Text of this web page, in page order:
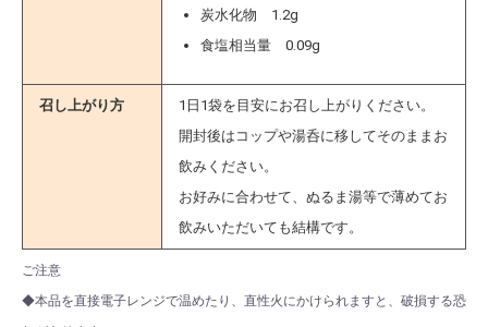
炭水化物 1.2g
食塩相当量 0.09g
召し上がり方
1日1袋を目安にお召し上がりください。
開封後はコップや湯呑に移してそのままお
飲みください。
お好みに合わせて、ぬるま湯等で薄めてお
飲みいただいても結構です。
ご注意
◆本品を直接電子レンジで温めたり、直性火にかけられますと、破損する恐